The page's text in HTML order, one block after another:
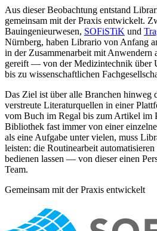
Aus dieser Beobachtung entstand
gemeinsam mit der Praxis entwickelt.
Bauingenieurwesen, SOFiSTiK und
Nürnberg, haben Librario von Anfang
in der Zusammenarbeit mit Anwendern
gereift — von der Medizintechnik über
bis zu wissenschaftlichen
Das Ziel ist über alle Branchen hinweg
verstreute Literaturquellen in einer
vom Buch im Regal bis zum Artikel im
Bibliothek fast immer von einer
als eine Aufgabe unter vielen, muss
leisten: die Routinearbeit
bedienen lassen — von dieser einen
Team.
Gemeinsam mit der Praxis entwickelt